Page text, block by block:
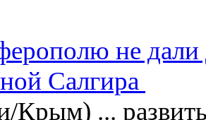
не дали
Салгира
Крым) ...